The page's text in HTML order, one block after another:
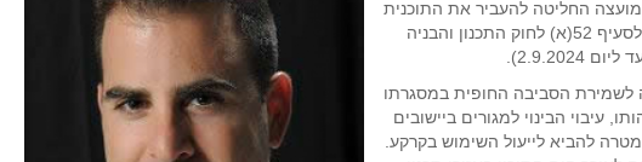
החליטה להעביר את התוכנית
להערות הועדות המחוזיות בהתאם לסעיף 52(א) לחוק התכנון והבניה
2.9.2024).
בועדה לשמירת הסביבה החופית במסגרתו
מספר 5 לתמ"א 35 שמהותו, עיבוי הבינוי למגורים ביישובים
להביא לייעול השימוש בקרקע.